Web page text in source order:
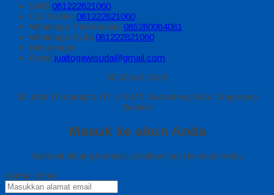
SMS 081222821060
Call Center 081222821060
Whatsapp Pemesanan 085280084081
Whatsapp Syifa 081222821060
Messenger
Email jualtogawisuda@gmail.com
08.00 s/d 20.00
Jl Letda D Suprapto RT 3 RW 5 Gerendeng Kota Tangerang
Banten
Masuk ke akun Anda
Selamat datang kembali, silahkan login ke akun Anda.
Alamat Email